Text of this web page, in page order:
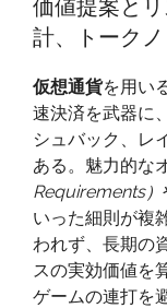
価値提案と
計、トーク
仮想通貨を用い
速決済を武器に
シュバック、レ
ある。魅力的な
Requirements）
いった細則が複
われず、長期の
スの実効価値を
ゲームの連打を